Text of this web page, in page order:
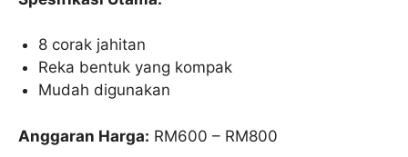
8 corak jahitan
Reka bentuk yang kompak
Mudah digunakan
Anggaran Harga: RM600 – RM800